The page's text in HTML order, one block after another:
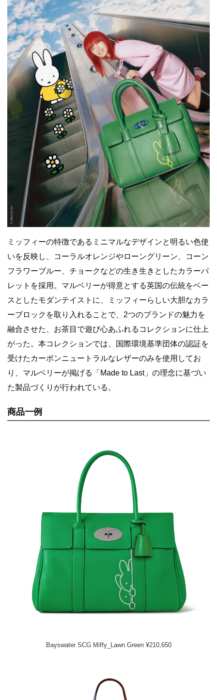
ミッフィーの特徴であるミニマルなデザインと明るい色使
いを反映し、コーラルオレンジやローングリーン、コーン
フラワーブルー、チョークなどの生き生きとしたカラーパ
レットを採用。マルベリーが得意とする英国の伝統をベー
スとしたモダンテイストに、ミッフィーらしい大胆なカラ
ーブロックを取り入れることで、2つのブランドの魅力を
融合させた、お茶目で遊び心あふれるコレクションに仕上
がった。本コレクションでは、国際環境基準団体の認証を
受けたカーボンニュートラルなレザーのみを使用してお
り、マルベリーが掲げる「Made to Last」の理念に基づい
た製品づくりが行われている。
商品一例
Bayswater SCG Miffy_Lawn Green ¥210,650